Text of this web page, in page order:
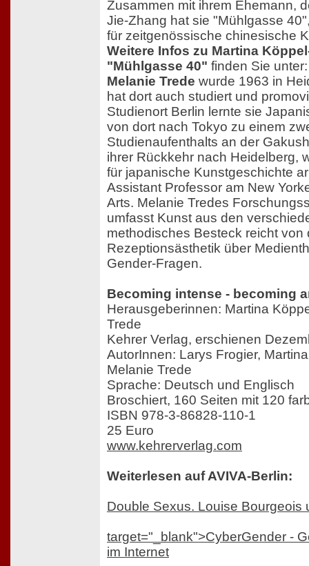
Zusammen mit ihrem Ehemann,
Jie-Zhang hat sie "Mühlgasse
für zeitgenössische chinesische
Weitere Infos zu Martina
"Mühlgasse 40" finden Sie
Melanie Trede wurde 1963 in
hat dort auch studiert und
Studienort Berlin lernte sie
von dort nach Tokyo zu einem
Studienaufenthalts an der
ihrer Rückkehr nach Heidelberg,
für japanische Kunstgeschichte
Assistant Professor am New
Arts. Melanie Tredes
umfasst Kunst aus den
methodisches Besteck reicht von
Rezeptionsästhetik über
Gender-Fragen.
Becoming intense - becoming
Herausgeberinnen: Martina
Trede
Kehrer Verlag, erschienen
AutorInnen: Larys Frogier,
Melanie Trede
Sprache: Deutsch und Englisch
Broschiert, 160 Seiten mit 120
ISBN 978-3-86828-110-1
25 Euro
www.kehrerverlag.com
Weiterlesen auf AVIVA-Berlin:
Double Sexus. Louise Bourgeois
target="_blank">CyberGender -
im Internet